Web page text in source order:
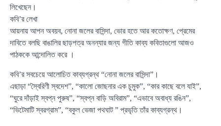
লিখেছেন।
কবি’র লেখা
আয়নায় আপন অবয়ব, নোনা জলের বাসিন্দা, ভোর হতে আর কতোক্ষণ, প্রেমের
দাবিতে বলছি বাঙালির ছাড়পত্র অনন্যার জন্য গীতি কাব্য কবিতাগুলো আজও
পাঠককে আন্দোলিত করে ।
কবি’র সবচেয়ে আলোচিত কাব্যগ্রন্থ “নোনা জলের বাসিন্দা”।
এছাড়া “স্বৈরিণী স্বদেশ”, “কালো জোছনার এক চুমুক”, “কার কাছে বলে যাই”,
“ঘুরে দাঁড়াই স্বপ্ন পুরুষ”, “স্বপ্ন বাড়ি অবিরাম”, “এভাবে অবাধ্য রঙিন”,
“ভিটেমাটি স্বরগ্রাম”, “বকুল ভেজা পথঘাট ” প্রভৃতি তাঁর কাব্যগ্রন্থ।